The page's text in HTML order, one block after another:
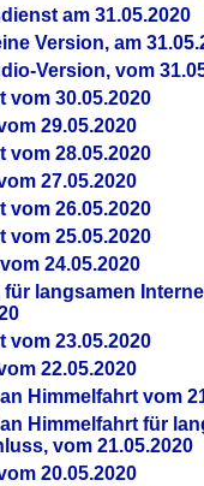
am 31.05.2020
Version, am
Version, vom
vom 30.05.2020
29.05.2020
vom 28.05.2020
27.05.2020
vom 26.05.2020
vom 25.05.2020
24.05.2020
langsamen
vom 23.05.2020
22.05.2020
Himmelfahrt vom
Himmelfahrt für
vom 21.05.2020
20.05.2020